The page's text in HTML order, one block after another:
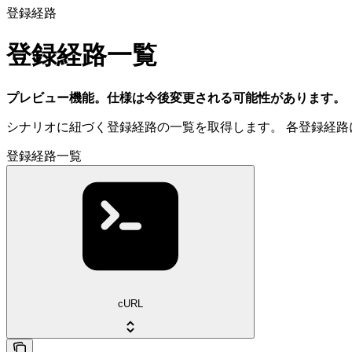
登録経路
登録経路一覧
プレビュー機能。仕様は今後変更される可能性があります。
シナリオに紐づく登録経路の一覧を取得します。 各登録経
登録経路一覧
cURL